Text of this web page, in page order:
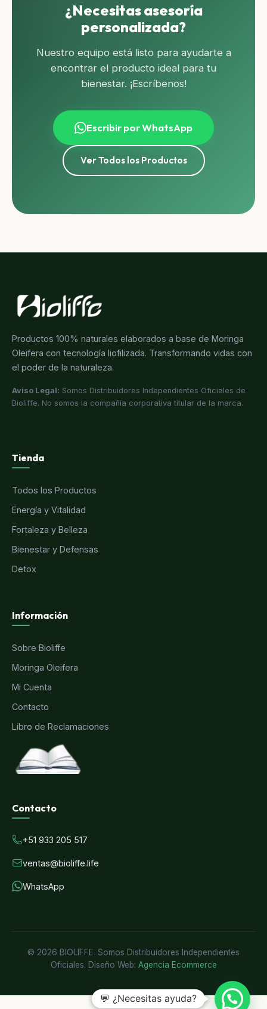
¿Necesitas asesoría
personalizada?
Nuestro equipo está listo para ayudarte a
encontrar el producto ideal para tu
bienestar. ¡Escríbenos!
Escribir por WhatsApp
Ver Todos los Productos
Productos 100% naturales elaborados a base de Moringa
Oleifera con tecnología liofilizada. Transformando vidas con
el poder de la naturaleza.
Aviso Legal: Somos Distribuidores Independientes Oficiales de
Bioliffe. No somos la compañía corporativa titular de la marca.
Tienda
Todos los Productos
Energía y Vitalidad
Fortaleza y Belleza
Bienestar y Defensas
Detox
Información
Sobre Bioliffe
Moringa Oleifera
Mi Cuenta
Contacto
Libro de Reclamaciones
Contacto
+51 933 205 517
ventas@bioliffe.life
WhatsApp
© 2026 BIOLIFFE. Somos Distribuidores Independientes
Oficiales. Diseño Web: Agencia Ecommerce
💬 ¿Necesitas ayuda?